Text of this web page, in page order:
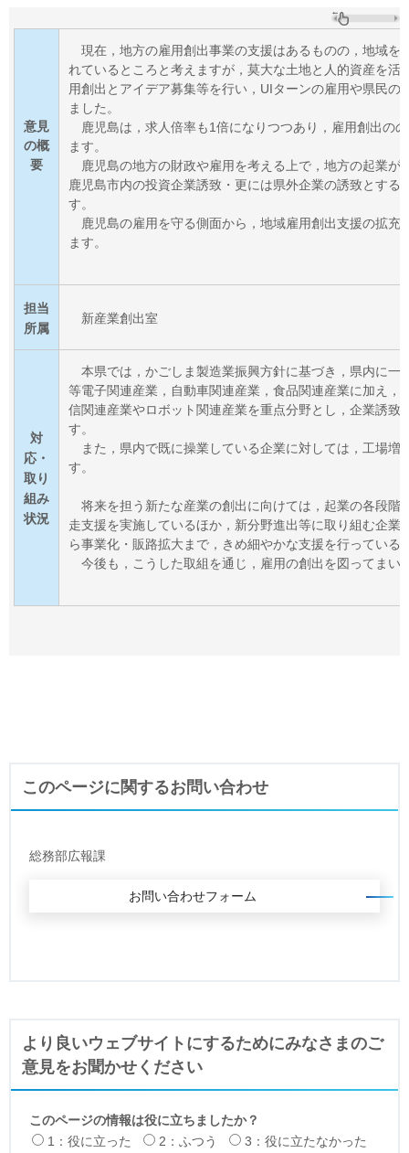
意見
の概
要
現在，地方の雇用創出事業の支援はあるものの，地域を
れているところと考えますが，莫大な土地と人的資産を活
用創出とアイデア募集等を行い，UIターンの雇用や県民の
ました。
鹿児島は，求人倍率も1倍になりつつあり，雇用創出の
ます。
鹿児島の地方の財政や雇用を考える上で，地方の起業が
鹿児島市内の投資企業誘致・更には県外企業の誘致とする
す。
鹿児島の雇用を守る側面から，地域雇用創出支援の拡充
ます。
担当
所属
新産業創出室
対
応・
取り
組み
状況
本県では，かごしま製造業振興方針に基づき，県内に一
等電子関連産業，自動車関連産業，食品関連産業に加え，
信関連産業やロボット関連産業を重点分野とし，企業誘致
す。
また，県内で既に操業している企業に対しては，工場増
す。
将来を担う新たな産業の創出に向けては，起業の各段階
走支援を実施しているほか，新分野進出等に取り組む企業
ら事業化・販路拡大まで，きめ細やかな支援を行っている
今後も，こうした取組を通じ，雇用の創出を図ってまい
このページに関するお問い合わせ
総務部広報課
より良いウェブサイトにするためにみなさまのご
意見をお聞かせください
このページの情報は役に立ちましたか？
1：役に立った
2：ふつう
3：役に立たなかった